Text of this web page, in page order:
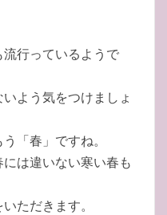
行っているようで
よう気をつけましょ
「春」ですね。
は違いない寒い春も
ただきます。